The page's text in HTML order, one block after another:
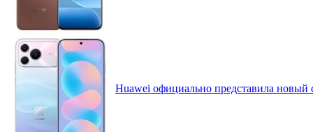
Huawei официально представила